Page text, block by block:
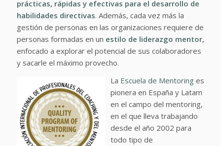
prácticas, rápidas y efectivas para el desarrollo de
habilidades directivas. Además, cada vez más la
gestión de personas en las organizaciones requiere de
personas formadas en un estilo de liderazgo mentor,
enfocado a explorar el potencial de sus colaboradores
y sacarle el máximo provecho.
La Escuela de Mentoringes
pionera en España y Latam
en el campo del mentoring,
en el que lleva trabajando
desde el año 2002 para
todo tipo de